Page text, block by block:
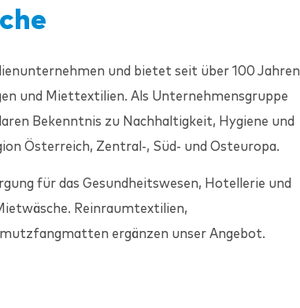
und bietet seit über 100 Jahren
und Miettextilien. Als Unternehmensgruppe
Bekenntnis zu Nachhaltigkeit, Hygiene und
Österreich, Zentral-, Süd- und Osteuropa.
für das Gesundheitswesen, Hotellerie und
Reinraumtextilien,
ergänzen unser Angebot.